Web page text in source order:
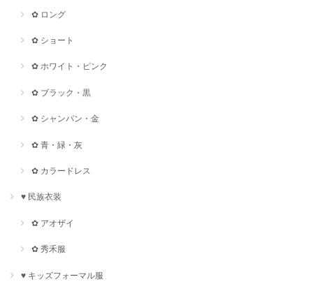
✿ ロング
✿ ショート
✿ ホワイト・ピンク
✿ ブラック・黒
✿ シャンパン・金
✿ 青・緑・灰
✿ カラードレス
♥ 民族衣装
✿ アオザイ
✿ 秀禾服
♥ キッズフォーマル服